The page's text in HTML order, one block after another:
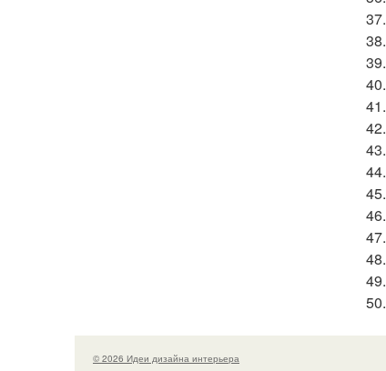
37.
38.
39.
40.
41.
42.
43.
44.
45.
46.
47.
48.
49.
50.
© 2026 Идеи дизайна интерьера